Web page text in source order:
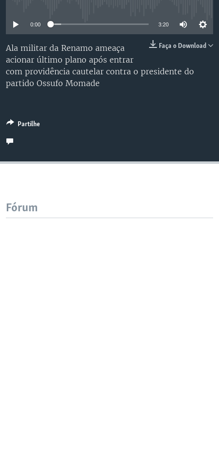
0:00 3:20
Faça o Download
Ala militar da Renamo ameaça
acionar último plano após entrar
com providência cautelar contra o presidente do
partido Ossufo Momade
Partilhe
Fórum